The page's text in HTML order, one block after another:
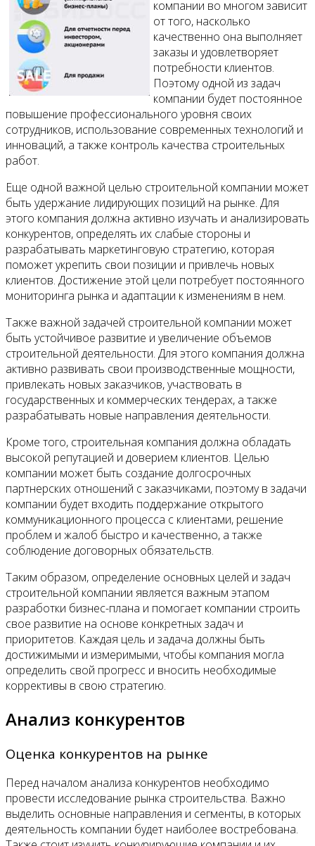
компании во многом зависит
от того, насколько
качественно она выполняет
заказы и удовлетворяет
потребности клиентов.
Поэтому одной из задач
компании будет постоянное
повышение профессионального уровня своих
сотрудников, использование современных технологий и
инноваций, а также контроль качества строительных
работ.
Еще одной важной целью строительной компании может
быть удержание лидирующих позиций на рынке. Для
этого компания должна активно изучать и анализировать
конкурентов, определять их слабые стороны и
разрабатывать маркетинговую стратегию, которая
поможет укрепить свои позиции и привлечь новых
клиентов. Достижение этой цели потребует постоянного
мониторинга рынка и адаптации к изменениям в нем.
Также важной задачей строительной компании может
быть устойчивое развитие и увеличение объемов
строительной деятельности. Для этого компания должна
активно развивать свои производственные мощности,
привлекать новых заказчиков, участвовать в
государственных и коммерческих тендерах, а также
разрабатывать новые направления деятельности.
Кроме того, строительная компания должна обладать
высокой репутацией и доверием клиентов. Целью
компании может быть создание долгосрочных
партнерских отношений с заказчиками, поэтому в задачи
компании будет входить поддержание открытого
коммуникационного процесса с клиентами, решение
проблем и жалоб быстро и качественно, а также
соблюдение договорных обязательств.
Таким образом, определение основных целей и задач
строительной компании является важным этапом
разработки бизнес-плана и помогает компании строить
свое развитие на основе конкретных задач и
приоритетов. Каждая цель и задача должны быть
достижимыми и измеримыми, чтобы компания могла
определить свой прогресс и вносить необходимые
коррективы в свою стратегию.
Анализ конкурентов
Оценка конкурентов на рынке
Перед началом анализа конкурентов необходимо
провести исследование рынка строительства. Важно
выделить основные направления и сегменты, в которых
деятельность компании будет наиболее востребована.